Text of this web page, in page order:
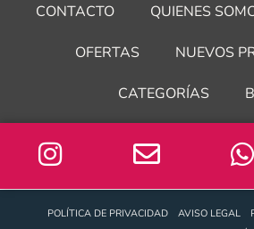
k a
CONTACTO QUIENES
OFERTAS NUEVOS
CATEGORÍAS
POLÍTICA DE PRIVACIDAD AVISO LEGAL